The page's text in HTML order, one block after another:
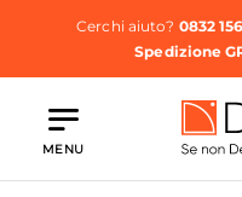
Cerchi aiuto? 0832
Spedizione
MENU